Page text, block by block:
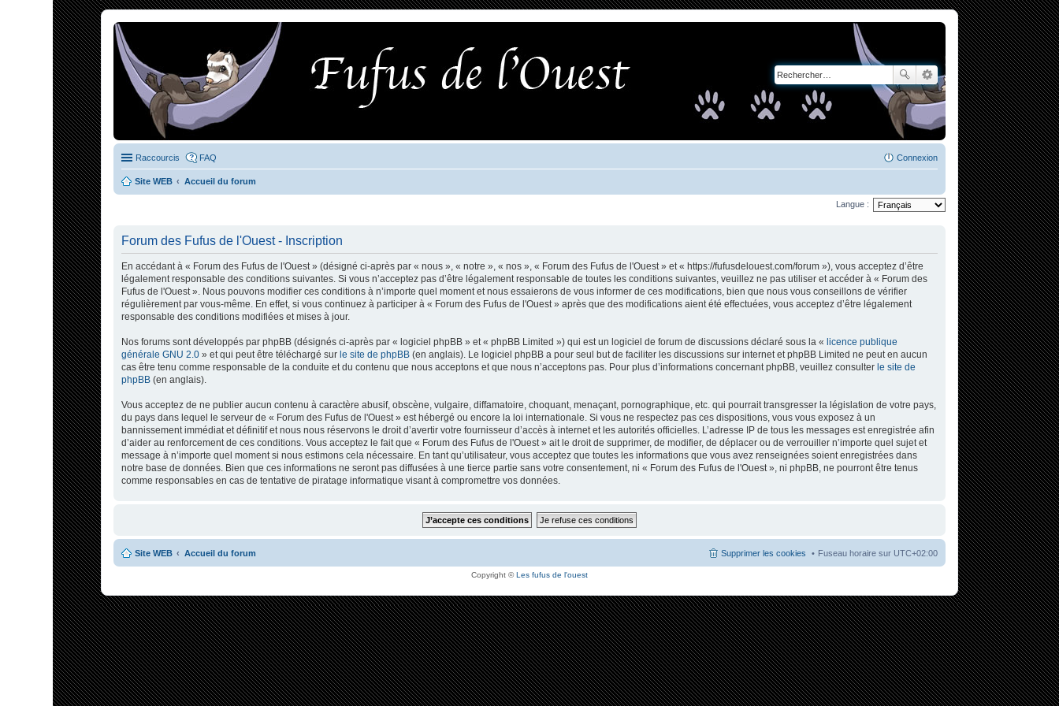
Raccourcis FAQ Connexion
Site WEB Accueil du forum
Langue :
Forum des Fufus de l'Ouest - Inscription
En accédant à « Forum des Fufus de l'Ouest » (désigné ci-après par « nous », « notre », « nos », « Forum des Fufus de l'Ouest » et « https://fufusdelouest.com/forum »), vous acceptez d’être
légalement responsable des conditions suivantes. Si vous n’acceptez pas d’être légalement responsable de toutes les conditions suivantes, veuillez ne pas utiliser et accéder à « Forum des
Fufus de l'Ouest ». Nous pouvons modifier ces conditions à n’importe quel moment et nous essaierons de vous informer de ces modifications, bien que nous vous conseillons de vérifier
régulièrement par vous-même. En effet, si vous continuez à participer à « Forum des Fufus de l'Ouest » après que des modifications aient été effectuées, vous acceptez d’être légalement
responsable des conditions modifiées et mises à jour.
Nos forums sont développés par phpBB (désignés ci-après par « logiciel phpBB » et « phpBB Limited ») qui est un logiciel de forum de discussions déclaré sous la « licence publique
générale GNU 2.0» et qui peut être téléchargé sur le site de phpBB(en anglais). Le logiciel phpBB a pour seul but de faciliter les discussions sur internet et phpBB Limited ne peut en aucun
cas être tenu comme responsable de la conduite et du contenu que nous acceptons et que nous n’acceptons pas. Pour plus d’informations concernant phpBB, veuillez consulter le site de
phpBB(en anglais).
Vous acceptez de ne publier aucun contenu à caractère abusif, obscène, vulgaire, diffamatoire, choquant, menaçant, pornographique, etc. qui pourrait transgresser la législation de votre pays,
du pays dans lequel le serveur de « Forum des Fufus de l'Ouest » est hébergé ou encore la loi internationale. Si vous ne respectez pas ces dispositions, vous vous exposez à un
bannissement immédiat et définitif et nous nous réservons le droit d’avertir votre fournisseur d’accès à internet et les autorités officielles. L’adresse IP de tous les messages est enregistrée afin
d’aider au renforcement de ces conditions. Vous acceptez le fait que « Forum des Fufus de l'Ouest » ait le droit de supprimer, de modifier, de déplacer ou de verrouiller n’importe quel sujet et
message à n’importe quel moment si nous estimons cela nécessaire. En tant qu’utilisateur, vous acceptez que toutes les informations que vous avez renseignées soient enregistrées dans
notre base de données. Bien que ces informations ne seront pas diffusées à une tierce partie sans votre consentement, ni « Forum des Fufus de l'Ouest », ni phpBB, ne pourront être tenus
comme responsables en cas de tentative de piratage informatique visant à compromettre vos données.
Site WEB Accueil du forum Fuseau horaire sur UTC+02:00
Supprimer les cookies
Copyright ©Les fufus de l'ouest